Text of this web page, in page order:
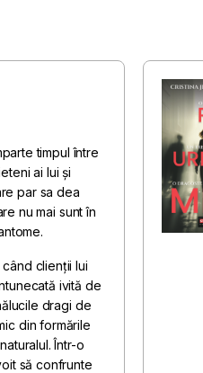
timpul între
ai lui și
par sa dea
nu mai sunt în
clienții lui
ivită de
dragi de
din formările
Într-o
să confrunte